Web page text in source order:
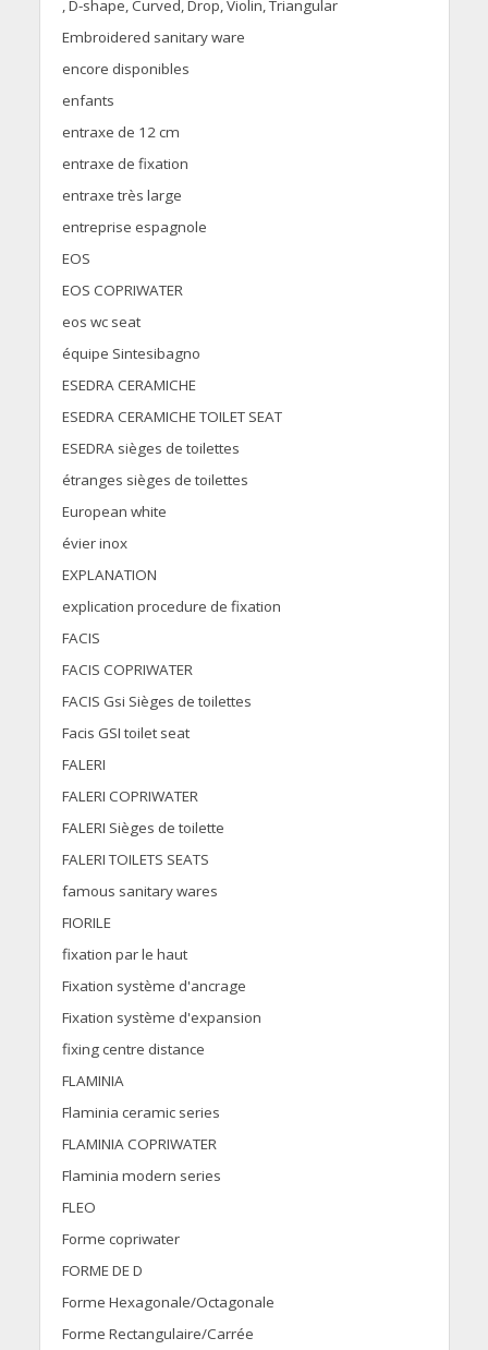
, D-shape, Curved, Drop, Violin, Triangular
Embroidered sanitary ware
encore disponibles
enfants
entraxe de 12 cm
entraxe de fixation
entraxe très large
entreprise espagnole
EOS
EOS COPRIWATER
eos wc seat
équipe Sintesibagno
ESEDRA CERAMICHE
ESEDRA CERAMICHE TOILET SEAT
ESEDRA sièges de toilettes
étranges sièges de toilettes
European white
évier inox
EXPLANATION
explication procedure de fixation
FACIS
FACIS COPRIWATER
FACIS Gsi Sièges de toilettes
Facis GSI toilet seat
FALERI
FALERI COPRIWATER
FALERI Sièges de toilette
FALERI TOILETS SEATS
famous sanitary wares
FIORILE
fixation par le haut
Fixation système d'ancrage
Fixation système d'expansion
fixing centre distance
FLAMINIA
Flaminia ceramic series
FLAMINIA COPRIWATER
Flaminia modern series
FLEO
Forme copriwater
FORME DE D
Forme Hexagonale/Octagonale
Forme Rectangulaire/Carrée